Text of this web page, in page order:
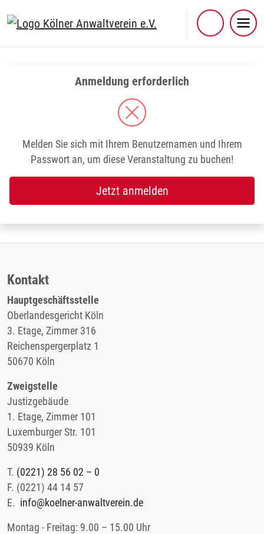
Anmeldung erforderlich
Melden Sie sich mit Ihrem Benutzernamen und Ihrem
Passwort an, um diese Veranstaltung zu buchen!
Jetzt anmelden
Kontakt
Hauptgeschäftsstelle
Oberlandesgericht Köln
3. Etage, Zimmer 316
Reichenspergerplatz 1
50670 Köln
Zweigstelle
Justizgebäude
1. Etage, Zimmer 101
Luxemburger Str. 101
50939 Köln
T. (0221) 28 56 02 – 0
F. (0221) 44 14 57
E. info@koelner-anwaltverein.de
Montag - Freitag: 9.00 – 15.00 Uhr